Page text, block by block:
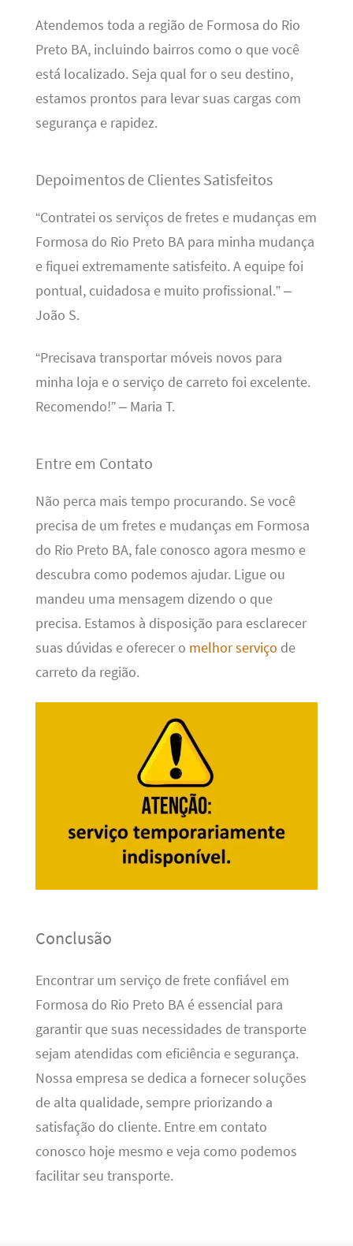
Atendemos toda a região de Formosa do Rio
Preto BA, incluindo bairros como o que você
está localizado. Seja qual for o seu destino,
estamos prontos para levar suas cargas com
segurança e rapidez.
Depoimentos de Clientes Satisfeitos
“Contratei os serviços de fretes e mudanças em
Formosa do Rio Preto BA para minha mudança
e fiquei extremamente satisfeito. A equipe foi
pontual, cuidadosa e muito profissional.” –
João S.
“Precisava transportar móveis novos para
minha loja e o serviço de carreto foi excelente.
Recomendo!” – Maria T.
Entre em Contato
Não perca mais tempo procurando. Se você
precisa de um fretes e mudanças em Formosa
do Rio Preto BA, fale conosco agora mesmo e
descubra como podemos ajudar. Ligue ou
mandeu uma mensagem dizendo o que
precisa. Estamos à disposição para esclarecer
suas dúvidas e oferecer o melhor serviço de
carreto da região.
Conclusão
Encontrar um serviço de frete confiável em
Formosa do Rio Preto BA é essencial para
garantir que suas necessidades de transporte
sejam atendidas com eficiência e segurança.
Nossa empresa se dedica a fornecer soluções
de alta qualidade, sempre priorizando a
satisfação do cliente. Entre em contato
conosco hoje mesmo e veja como podemos
facilitar seu transporte.